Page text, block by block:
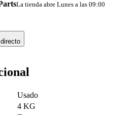
La tienda abre Lunes a las 09:00
Usado
4 KG